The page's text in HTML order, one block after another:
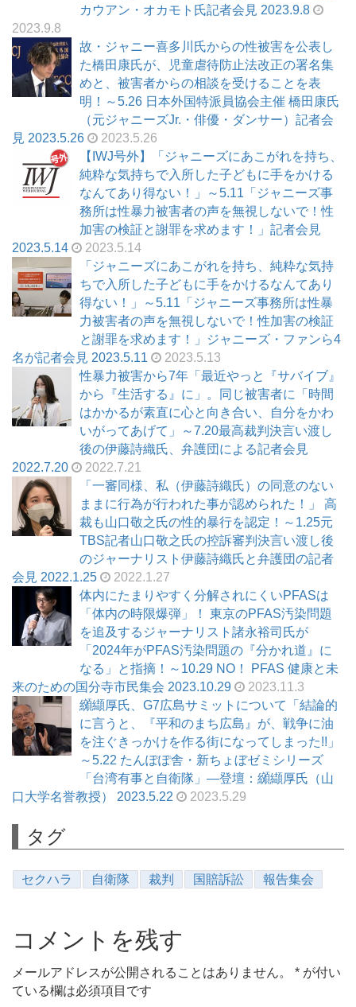
カウアン・オカモト氏記者会見 2023.9.8
2023.9.8
故・ジャニー喜多川氏からの性被害を公表し
た橋田康氏が、児童虐待防止法改正の署名集
めと、被害者からの相談を受けることを表
明！～5.26 日本外国特派員協会主催 橋田康氏
（元ジャニーズJr.・俳優・ダンサー）記者会
見 2023.5.26
2023.5.26
【IWJ号外】「ジャニーズにあこがれを持ち、
純粋な気持ちで入所した子どもに手をかける
なんてあり得ない！」～5.11「ジャニーズ事
務所は性暴力被害者の声を無視しないで！性
加害の検証と謝罪を求めます！」記者会見
2023.5.14
2023.5.14
「ジャニーズにあこがれを持ち、純粋な気持
ちで入所した子どもに手をかけるなんてあり
得ない！」～5.11「ジャニーズ事務所は性暴
力被害者の声を無視しないで！性加害の検証
と謝罪を求めます！」ジャニーズ・ファンら4
名が記者会見 2023.5.11
2023.5.13
性暴力被害から7年「最近やっと『サバイブ』
から『生活する』に」。同じ被害者に「時間
はかかるが素直に心と向き合い、自分をかわ
いがってあげて」～7.20最高裁判決言い渡し
後の伊藤詩織氏、弁護団による記者会見
2022.7.20
2022.7.21
「一審同様、私（伊藤詩織氏）の同意のない
ままに行為が行われた事が認められた！」 高
裁も山口敬之氏の性的暴行を認定！～1.25元
TBS記者山口敬之氏の控訴審判決言い渡し後
のジャーナリスト伊藤詩織氏と弁護団の記者
会見 2022.1.25
2022.1.27
体内にたまりやすく分解されにくいPFASは
「体内の時限爆弾」！ 東京のPFAS汚染問題
を追及するジャーナリスト諸永裕司氏が
「2024年がPFAS汚染問題の『分かれ道』に
なる」と指摘！～10.29 NO！ PFAS 健康と未
来のための国分寺市民集会 2023.10.29
2023.11.3
纐纈厚氏、G7広島サミットについて「結論的
に言うと、『平和のまち広島』が、戦争に油
を注ぐきっかけを作る街になってしまった!!」
～5.22 たんぽぽ舎・新ちょぼゼミシリーズ
「台湾有事と自衛隊」―登壇：纐纈厚氏（山
口大学名誉教授） 2023.5.22
2023.5.29
タグ
セクハラ 自衛隊 裁判 国賠訴訟 報告集会
コメントを残す
メールアドレスが公開されることはありません。 * が付い
ている欄は必須項目です